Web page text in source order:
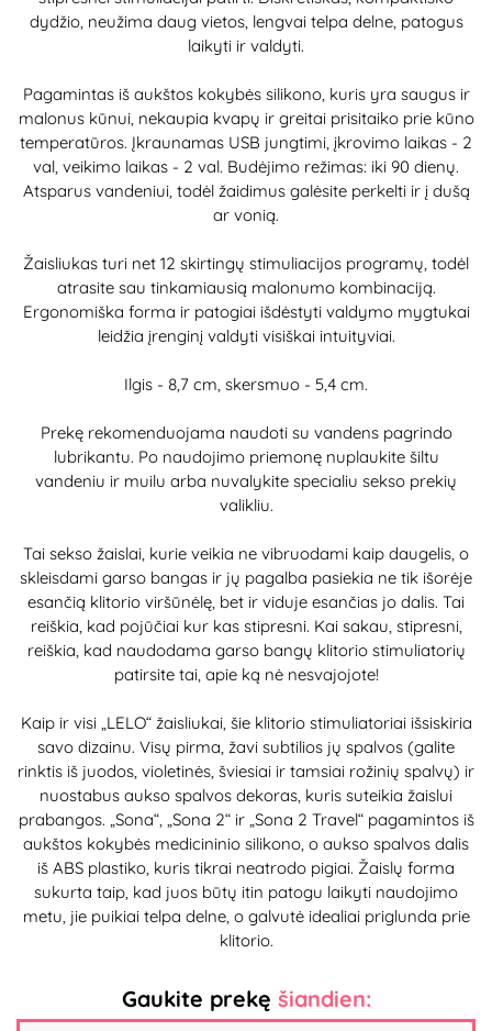
dydžio, neužima daug vietos, lengvai telpa delne, patogus
laikyti ir valdyti.
Pagamintas iš aukštos kokybės silikono, kuris yra saugus ir
malonus kūnui, nekaupia kvapų ir greitai prisitaiko prie kūno
temperatūros. Įkraunamas USB jungtimi, įkrovimo laikas - 2
val, veikimo laikas - 2 val. Budėjimo režimas: iki 90 dienų.
Atsparus vandeniui, todėl žaidimus galėsite perkelti ir į dušą
ar vonią.
Žaisliukas turi net 12 skirtingų stimuliacijos programų, todėl
atrasite sau tinkamiausią malonumo kombinaciją.
Ergonomiška forma ir patogiai išdėstyti valdymo mygtukai
leidžia įrenginį valdyti visiškai intuityviai.
Ilgis - 8,7 cm, skersmuo - 5,4 cm.
Prekę rekomenduojama naudoti su vandens pagrindo
lubrikantu. Po naudojimo priemonę nuplaukite šiltu
vandeniu ir muilu arba nuvalykite specialiu sekso prekių
valikliu.
Tai sekso žaislai, kurie veikia ne vibruodami kaip daugelis, o
skleisdami garso bangas ir jų pagalba pasiekia ne tik išorėje
esančią klitorio viršūnėlę, bet ir viduje esančias jo dalis. Tai
reiškia, kad pojūčiai kur kas stipresni. Kai sakau, stipresni,
reiškia, kad naudodama garso bangų klitorio stimuliatorių
patirsite tai, apie ką nė nesvajojote!
Kaip ir visi „LELO“ žaisliukai, šie klitorio stimuliatoriai išsiskiria
savo dizainu. Visų pirma, žavi subtilios jų spalvos (galite
rinktis iš juodos, violetinės, šviesiai ir tamsiai rožinių spalvų) ir
nuostabus aukso spalvos dekoras, kuris suteikia žaislui
prabangos. „Sona“, „Sona 2“ ir „Sona 2 Travel“ pagamintos iš
aukštos kokybės medicininio silikono, o aukso spalvos dalis
iš ABS plastiko, kuris tikrai neatrodo pigiai. Žaislų forma
sukurta taip, kad juos būtų itin patogu laikyti naudojimo
metu, jie puikiai telpa delne, o galvutė idealiai priglunda prie
klitorio.
Gaukite prekę šiandien: